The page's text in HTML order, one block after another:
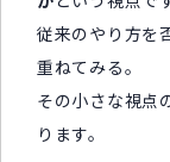
従来のやり方を
重ねてみる。
その小さな視点
ります。